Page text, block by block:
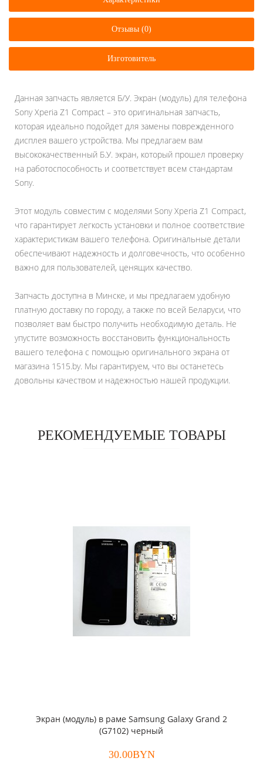
Отзывы (0)
Изготовитель
Данная запчасть является Б/У. Экран (модуль) для телефона
Sony Xperia Z1 Compact – это оригинальная запчасть,
которая идеально подойдет для замены поврежденного
дисплея вашего устройства. Мы предлагаем вам
высококачественный Б.У. экран, который прошел проверку
на работоспособность и соответствует всем стандартам
Sony.
Этот модуль совместим с моделями Sony Xperia Z1 Compact,
что гарантирует легкость установки и полное соответствие
характеристикам вашего телефона. Оригинальные детали
обеспечивают надежность и долговечность, что особенно
важно для пользователей, ценящих качество.
Запчасть доступна в Минске, и мы предлагаем удобную
платную доставку по городу, а также по всей Беларуси, что
позволяет вам быстро получить необходимую деталь. Не
упустите возможность восстановить функциональность
вашего телефона с помощью оригинального экрана от
магазина 1515.by. Мы гарантируем, что вы останетесь
довольны качеством и надежностью нашей продукции.
РЕКОМЕНДУЕМЫЕ ТОВАРЫ
Экран (модуль) в раме Samsung Galaxy Grand 2
(G7102) черный
30.00BYN